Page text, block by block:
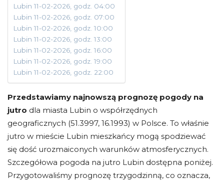
Lubin 11-02-2026, godz. 04:00
Lubin 11-02-2026, godz. 07:00
Lubin 11-02-2026, godz. 10:00
Lubin 11-02-2026, godz. 13:00
Lubin 11-02-2026, godz. 16:00
Lubin 11-02-2026, godz. 19:00
Lubin 11-02-2026, godz. 22:00
Przedstawiamy najnowszą prognozę pogody na
jutro dla miasta Lubin o współrzędnych
geograficznych (51.3997, 16.1993) w Polsce. To właśnie
jutro w mieście Lubin mieszkańcy mogą spodziewać
się dość urozmaiconych warunków atmosferycznych.
Szczegółowa pogoda na jutro Lubin dostępna poniżej.
Przygotowaliśmy prognozę trzygodzinną, co oznacza,